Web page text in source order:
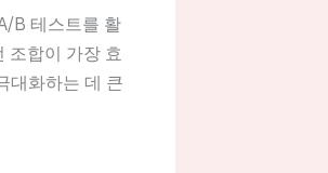
B 테스트를 활
조합이 가장 효
대화하는 데 큰